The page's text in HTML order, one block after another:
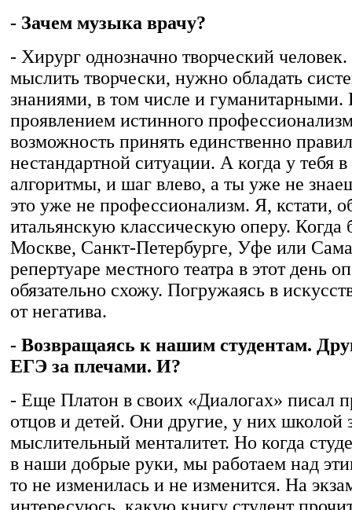
- Зачем музыка врачу?
- Хирург однозначно творческий
мыслить творчески, нужно обладать
знаниями, в том числе и
проявлением истинного
возможность принять единственно
нестандартной ситуации. А когда у тебя в
алгоритмы, и шаг влево, а ты уже не
это уже не профессионализм. Я, кстати,
итальянскую классическую оперу. Когда
Москве, Санкт-Петербурге, Уфе или
репертуаре местного театра в этот день
обязательно схожу. Погружаясь в
от негатива.
- Возвращаясь к нашим студентам.
ЕГЭ за плечами. И?
- Еще Платон в своих «Диалогах» писал
отцов и детей. Они другие, у них школой
мыслительный менталитет. Но когда
в наши добрые руки, мы работаем над
то не изменилась и не изменится. На